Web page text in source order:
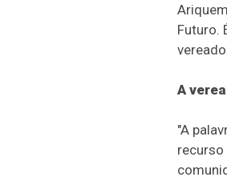
Futuro.
A
"A
recurso